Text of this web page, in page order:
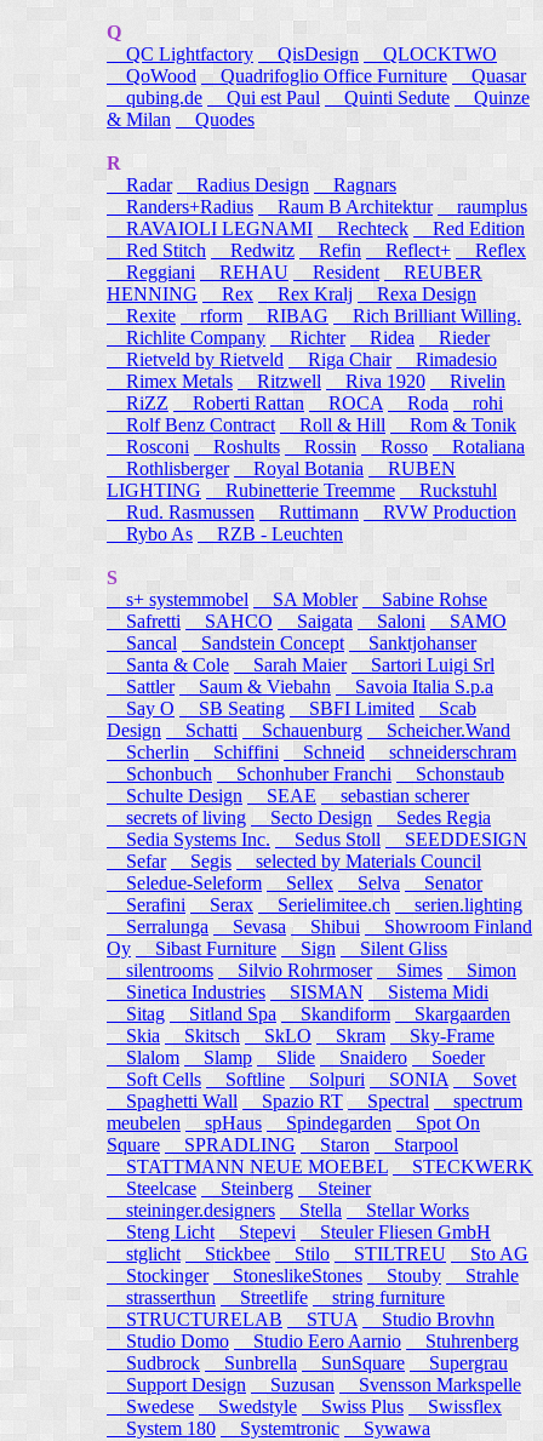
Q
QC Lightfactory
QisDesign
QLOCKTWO
QoWood Quadrifoglio Office Furniture
Quasar
qubing.de
Qui est Paul Quinti Sedute
Quinze
& Milan
Quodes
R
Radar
Radius Design
Ragnars
Randers+Radius
Raum B Architektur raumplus
RAVAIOLI LEGNAMI
Rechteck
Red Edition
Red Stitch
Redwitz Refin Reflect+
Reflex
Reggiani
REHAU Resident
REUBER
HENNING
Rex Rex Kralj
Rexa Design
Rexite
rform RIBAG
Rich Brilliant Willing.
Richlite Company
Richter Ridea
Rieder
Rietveld by Rietveld
Riga Chair
Rimadesio
Rimex Metals
Ritzwell Riva 1920
Rivelin
RiZZ
Roberti Rattan ROCA Roda
rohi
Rolf Benz Contract
Roll & Hill
Rom & Tonik
Rosconi Roshults Rossin Rosso
Rotaliana
Rothlisberger
Royal Botania
RUBEN
LIGHTING
Rubinetterie Treemme
Ruckstuhl
Rud. Rasmussen
Ruttimann
RVW Production
Rybo As
RZB - Leuchten
S
s+ systemmobel
SA Mobler
Sabine Rohse
Safretti
SAHCO Saigata Saloni
SAMO
Sancal
Sandstein Concept
Sanktjohanser
Santa & Cole
Sarah Maier
Sartori Luigi Srl
Sattler
Saum & Viebahn
Savoia Italia S.p.a
Say O
SB Seating SBFI Limited
Scab
Design
Schatti Schauenburg
Scheicher.Wand
Scherlin
Schiffini Schneid
schneiderschram
Schonbuch
Schonhuber Franchi
Schonstaub
Schulte Design
SEAE
sebastian scherer
secrets of living
Secto Design
Sedes Regia
Sedia Systems Inc.
Sedus Stoll
SEEDDESIGN
Sefar
Segis
selected by Materials Council
Seledue-Seleform
Sellex Selva
Senator
Serafini
Serax Serielimitee.ch
serien.lighting
Serralunga
Sevasa Shibui
Showroom Finland
Oy
Sibast Furniture Sign
Silent Gliss
silentrooms
Silvio Rohrmoser Simes Simon
Sinetica Industries
SISMAN
Sistema Midi
Sitag
Sitland Spa Skandiform
Skargaarden
Skia
Skitsch SkLO Skram
Sky-Frame
Slalom
Slamp Slide Snaidero
Soeder
Soft Cells
Softline Solpuri SONIA
Sovet
Spaghetti Wall
Spazio RT Spectral
spectrum
meubelen
spHaus Spindegarden
Spot On
Square
SPRADLING Staron
Starpool
STATTMANN NEUE MOEBEL
STECKWERK
Steelcase
Steinberg
Steiner
steininger.designers
Stella Stellar Works
Steng Licht
Stepevi
Steuler Fliesen GmbH
stglicht
Stickbee Stilo STILTREU
Sto AG
Stockinger
StoneslikeStones Stouby
Strahle
strasserthun
Streetlife
string furniture
STRUCTURELAB
STUA
Studio Brovhn
Studio Domo
Studio Eero Aarnio
Stuhrenberg
Sudbrock
Sunbrella SunSquare
Supergrau
Support Design
Suzusan
Svensson Markspelle
Swedese
Swedstyle Swiss Plus
Swissflex
System 180
Systemtronic Sywawa